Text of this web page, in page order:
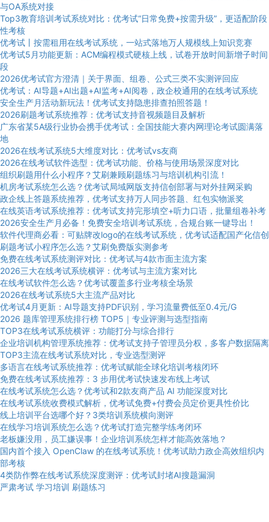
与OA系统对接
Top3教育培训考试系统对比：优考试“日常免费+按需升级”，更适配阶段
性考核
优考试丨按需租用在线考试系统，一站式落地万人规模线上知识竞赛
优考试5月功能更新：ACM编程模式硬核上线，试卷开放时间新增子时间
段
2026优考试官方澄清｜关于界面、组卷、公式三类不实测评回应
优考试：AI导题+AI出题+AI监考+AI阅卷，政企校通用的在线考试系统
安全生产月活动新玩法！优考试支持隐患排查拍照答题！
2026刷题考试系统推荐：优考试支持音视频题目及解析
广东省某5A级行业协会携手优考试：全国技能大赛内网理论考试圆满落
地
2026在线考试系统5大维度对比：优考试vs友商
2026在线考试软件选型：优考试功能、价格与使用场景深度对比
组织刷题用什么小程序？艾刷兼顾刷题练习与培训机构引流！
机房考试系统怎么选？优考试局域网版支持信创部署与对外挂网采购
政企线上答题系统推荐，优考试支持万人同步答题、红包实物派奖
在线英语考试系统推荐：优考试支持完形填空+听力口语，批量组卷补考
2026安全生产月必备！免费安全培训考试系统，合规台账一键导出！
软件代理商必看：可贴牌改logo的在线考试系统，优考试适配国产化信创
刷题考试小程序怎么选？艾刷免费版实测参考
免费在线考试系统测评对比：优考试与4款市面主流方案
2026三大在线考试系统横评：优考试与主流方案对比
在线考试软件怎么选？优考试覆盖多行业考核全场景
2026在线考试系统5大主流产品对比
优考试4月更新：AI导题支持PDF识别，学习流量费低至0.4元/G
2026 题库管理系统排行榜 TOP5｜专业评测与选型指南
TOP3在线考试系统横评：功能打分与综合排行
企业培训机构管理系统推荐：优考试支持子管理员分权，多客户数据隔离
TOP3主流在线考试系统对比，专业选型测评
多语言在线考试系统推荐：优考试赋能全球化培训考核闭环
免费在线考试系统推荐：3 步用优考试快速发布线上考试
在线考试系统怎么选？优考试和2款友商产品 AI 功能深度对比
在线考试系统收费模式解析，优考试免费+付费会员定价更具性价比
线上培训平台选哪个好？3类培训系统横向测评
在线学习培训系统怎么选？优考试打造完整学练考闭环
老板嫌没用，员工嫌误事！企业培训系统怎样才能高效落地？
国内首个接入 OpenClaw 的在线考试系统！优考试助力政企高效组织内
部考核
4类防作弊在线考试系统深度测评：优考试封堵AI搜题漏洞
严肃考试 学习培训 刷题练习